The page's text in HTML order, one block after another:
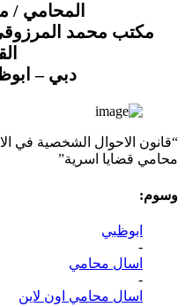
المحامي /
مكتب محمد
دبي –
“قانون الاحوال الشخصية في
محامي قضايا اسرية”
وسوم:
ابوظبي
-
اسال محامي
-
اسال محامي اون لاين